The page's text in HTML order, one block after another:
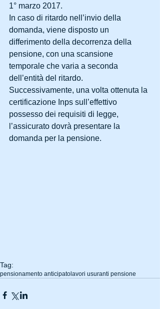
1° marzo 2017.
In caso di ritardo nell’invio della
domanda, viene disposto un
differimento della decorrenza della
pensione, con una scansione
temporale che varia a seconda
dell’entità del ritardo.
Successivamente, una volta ottenuta la
certificazione Inps sull’effettivo
possesso dei requisiti di legge,
l’assicurato dovrà presentare la
domanda per la pensione.
Tag:
pensionamento anticipato lavori usuranti pensione